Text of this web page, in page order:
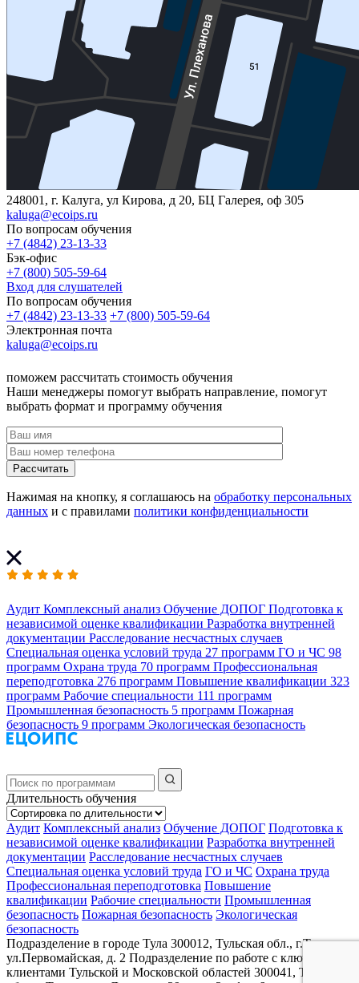
248001, г. Калуга, ул Кирова, д 20, БЦ Галерея, оф 305
kaluga@ecoips.ru
По вопросам обучения
+7 (4842) 23-13-33
Бэк-офис
+7 (800) 505-59-64
Вход для слушателей
По вопросам обучения
+7 (4842) 23-13-33 +7 (800) 505-59-64
Электронная почта
kaluga@ecoips.ru
поможем рассчитать стоимость обучения
Наши менеджеры помогут выбрать направление, помогут
выбрать формат и программу обучения
Рассчитать
Нажимая на кнопку, я соглашаюсь на обработку персональных
данных и с правилами политики конфиденциальности
Аудит Комплексный анализ Обучение ДОПОГ Подготовка к
независимой оценке квалификации Разработка внутренней
документации Расследование несчастных случаев
Специальная оценка условий труда 27 программ ГО и ЧС 98
программ Охрана труда 70 программ Профессиональная
переподготовка 276 программ Повышение квалификации 323
программ Рабочие специальности 111 программ
Промышленная безопасность 5 программ Пожарная
безопасность 9 программ Экологическая безопасность
Длительность обучения
Аудит Комплексный анализ Обучение ДОПОГ Подготовка к
независимой оценке квалификации Разработка внутренней
документации Расследование несчастных случаев
Специальная оценка условий труда ГО и ЧС Охрана труда
Профессиональная переподготовка Повышение
квалификации Рабочие специальности Промышленная
безопасность Пожарная безопасность Экологическая
безопасность
Подразделение в городе Тула 300012, Тульская обл., г.Тула,
ул.Первомайская, д. 2 Подразделение по работе с ключевыми
клиентами Тульской и Московской областей 300041, Тульская